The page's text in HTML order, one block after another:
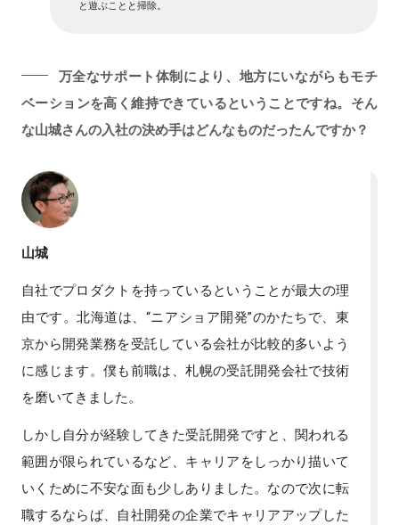
と遊ぶことと掃除。
万全なサポート体制により、地方にいながらもモチ
ベーションを高く維持できているということですね。そん
な山城さんの入社の決め手はどんなものだったんですか？
山城
自社でプロダクトを持っているということが最大の理
由です。北海道は、“ニアショア開発”のかたちで、東
京から開発業務を受託している会社が比較的多いよう
に感じます。僕も前職は、札幌の受託開発会社で技術
を磨いてきました。
しかし自分が経験してきた受託開発ですと、関われる
範囲が限られているなど、キャリアをしっかり描いて
いくために不安な面も少しありました。なので次に転
職するならば、自社開発の企業でキャリアアップした